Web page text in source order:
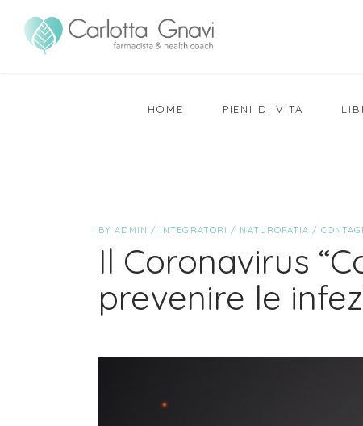
HOME PIENI DI VITA
BYADMIN INTEGRATORI / NATUROPATIA
Il Coronavirus
prevenire le